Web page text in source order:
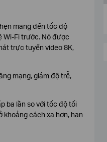
mang đến tốc độ
Wi-Fi trước. Nó được
trực tuyến video 8K,
mạng, giảm độ trễ,
ba lần so với tốc độ tối
khoảng cách xa hơn, hạn